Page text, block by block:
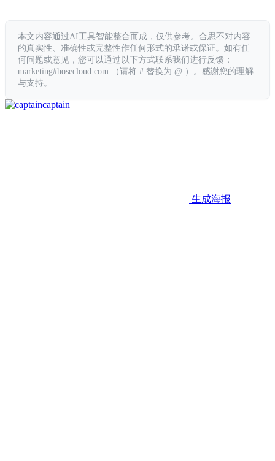
本文内容通过AI工具智能整合而成，仅供参考。合思不对内容
的真实性、准确性或完整性作任何形式的承诺或保证。如有任
何问题或意见，您可以通过以下方式联系我们进行反馈：
marketing#hosecloud.com （请将 # 替换为 @ ）。感谢您的理解
与支持。
captain
生成海报